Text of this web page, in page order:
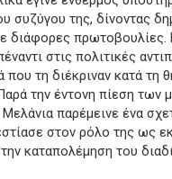
συζύγου της, δίνοντας
διάφορες πρωτοβουλίες.
στις πολιτικές
που τη διέκριναν κατά τη
την έντονη πίεση των
παρέμεινε ένα
στον ρόλο της ως
καταπολέμηση του